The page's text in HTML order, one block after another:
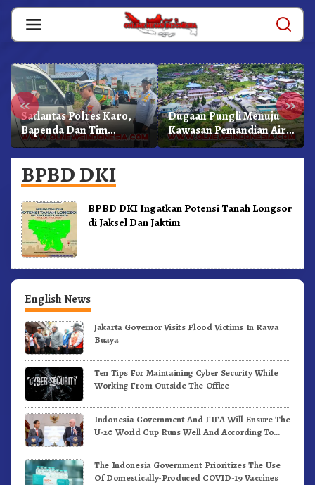
Skip
content
« »
Satlantas Polres Karo,
Bapenda Dan Tim
Lainnya Gelar Oprasi
Sadar Pajak Kenderaan
Dugaan Pungli Menuju
Kawasan Pemandian Air
Panas Semangat Gunung
– Doulu Foto Dan
BPBD DKI
BPBD DKI Ingatkan Potensi Tanah Longsor
di Jaksel Dan Jaktim
English News
Jakarta Governor Visits Flood Victims In Rawa
Buaya
Ten Tips For Maintaining Cyber Security While
Working From Outside The Office
Indonesia Government And FIFA Will Ensure The
U-20 World Cup Runs Well And According To
The Indonesia Government Prioritizes The Use
Of Domestically-Produced COVID-19 Vaccines